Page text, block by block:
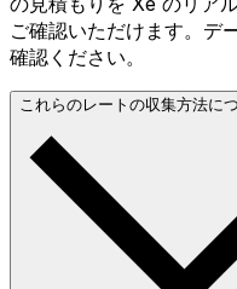
ご確認いただけます。デ
確認ください。
これらのレートの収集方法に